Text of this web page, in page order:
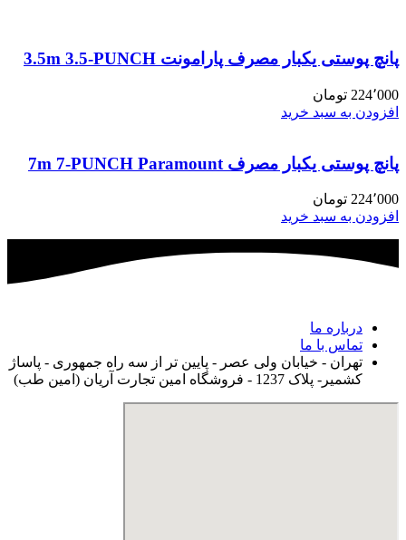
پانچ پوستی یکبار مصرف پارامونت 3.5m 3.5-PUNCH
224٬000 تومان
افزودن به سبد خرید
پانچ پوستی یکبار مصرف 7m 7-PUNCH Paramount
224٬000 تومان
افزودن به سبد خرید
درباره ما
تماس با ما
تهران - خیابان ولی عصر - پایین تر از سه راه جمهوری - پاساژ
کشمیر- پلاک 1237 - فروشگاه امین تجارت آریان (امین طب)